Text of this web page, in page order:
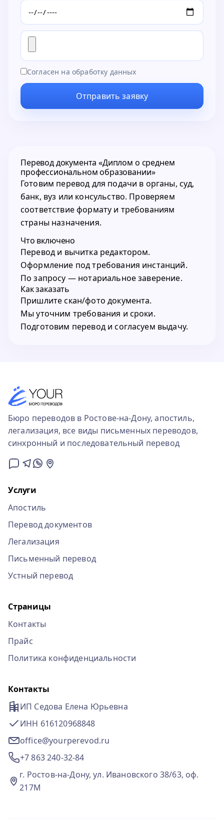
Согласен на обработку данных
Отправить заявку
Перевод документа «Диплом о среднем
профессиональном образовании»
Готовим перевод для подачи в органы, суд,
банк, вуз или консульство. Проверяем
соответствие формату и требованиям
страны назначения.
Что включено
Перевод и вычитка редактором.
Оформление под требования инстанций.
По запросу — нотариальное заверение.
Как заказать
Пришлите скан/фото документа.
Мы уточним требования и сроки.
Подготовим перевод и согласуем выдачу.
Бюро переводов в Ростове-на-Дону, апостиль,
легализация, все виды письменных переводов,
синхронный и последовательный перевод
Услуги
Апостиль
Перевод документов
Легализация
Письменный перевод
Устный перевод
Страницы
Контакты
Прайс
Политика конфиденциальности
Контакты
ИП Седова Елена Юрьевна
ИНН 616120968848
office@yourperevod.ru
+7 863 240-32-84
г. Ростов-на-Дону, ул. Ивановского 38/63, оф.
217М